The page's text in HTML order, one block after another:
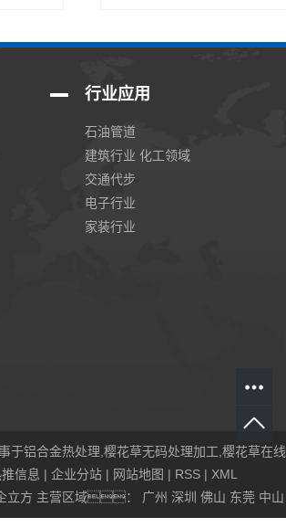
行业应用
石油管道
建筑行业 化工领域
交通代步
电子行业
家装行业
于铝合金热处理,樱花草无码处理加工,樱花草在
信息 | 企业分站| 网站地图 | RSS| XML
立方 主营区域： 广州 深圳 佛山 东莞 中山